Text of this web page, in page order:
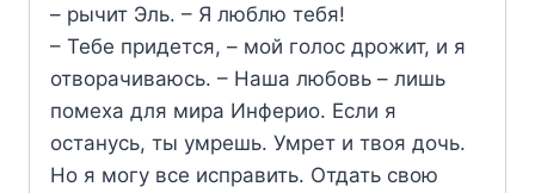
– рычит Эль. – Я люблю тебя!
– Тебе придется, – мой голос дрожит, и я
отворачиваюсь. – Наша любовь – лишь
помеха для мира Инферио. Если я
останусь, ты умрешь. Умрет и твоя дочь.
Но я могу все исправить. Отдать свою